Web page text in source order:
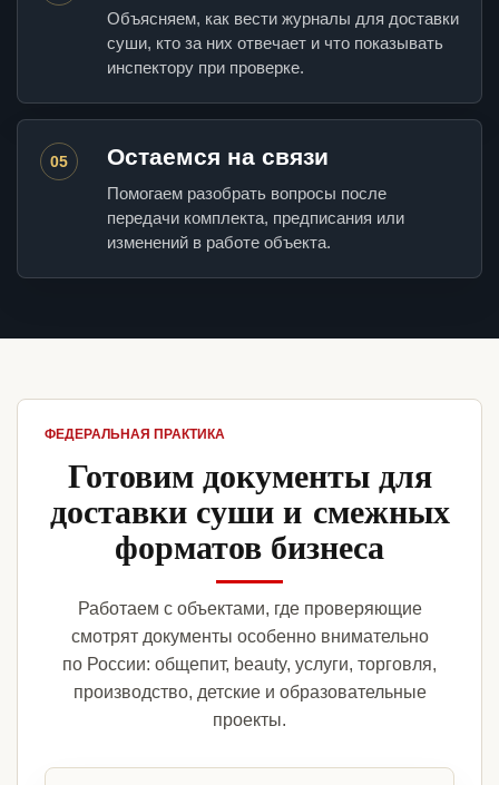
Объясняем, как вести журналы для доставки
суши, кто за них отвечает и что показывать
инспектору при проверке.
05 Остаемся на связи
Помогаем разобрать вопросы после
передачи комплекта, предписания или
изменений в работе объекта.
ФЕДЕРАЛЬНАЯ ПРАКТИКА
Готовим документы для
доставки суши и смежных
форматов бизнеса
Работаем с объектами, где проверяющие
смотрят документы особенно внимательно
по России: общепит, beauty, услуги, торговля,
производство, детские и образовательные
проекты.